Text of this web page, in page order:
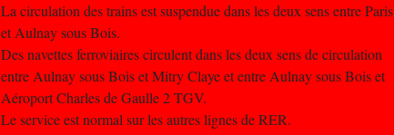
La circulation des trains est suspendue dans les deux sens entre Paris
et Aulnay sous Bois.
Des navettes ferroviaires circulent dans les deux sens de circulation
entre Aulnay sous Bois et Mitry Claye et entre Aulnay sous Bois et
Aéroport Charles de Gaulle 2 TGV.
Le service est normal sur les autres lignes de RER.